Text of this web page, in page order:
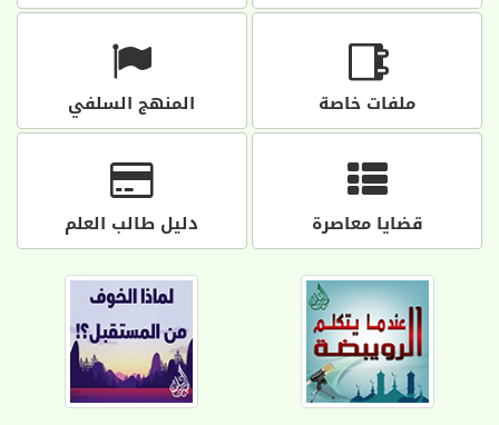
ملفات خاصة المنهج السلفي
قضايا معاصرة دليل طالب العلم